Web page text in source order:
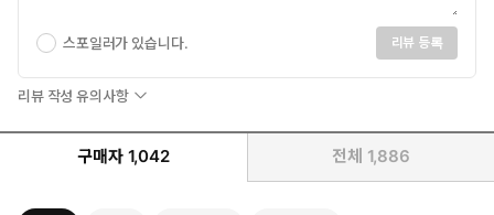
스포일러가 있습니다. 리뷰 등록
리뷰 작성 유의사항
구매자 1,042 전체 1,886